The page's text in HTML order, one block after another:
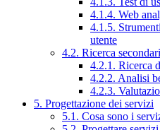
4.1.4. Web
4.1.5.
utente
4.2. Ricerca
4.2.1. Ricerca
4.2.2. Analisi
4.2.3.
5. Progettazione dei servizi
5.1. Cosa sono i